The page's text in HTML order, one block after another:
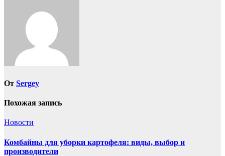
От Sergey
Похожая запись
Новости
Комбайны для уборки картофеля: виды, выбор и
производители